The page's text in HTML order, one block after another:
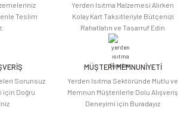
eksik bilgiler bulunuyor.
hatalar bulunuyor.
daha pahalı.
farklı alternatifler olmalı.
Teslim
Yerden Isıtma Malzemesi Alırken
Kolay Kart Taksitleriyle Bütçenizi
Rahatlatın ve Tasarruf Edin
Sorunsuz
için Doğru
MÜŞTERİ MEMNUNİYETİ
Yerden Isıtma Sektöründe Mutlu ve
Memnun Müşterilerle Dolu Alışveriş
Deneyimi için Buradayız